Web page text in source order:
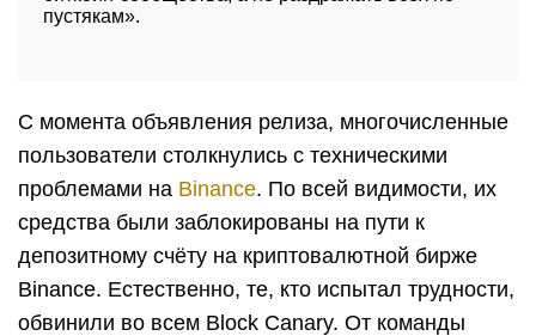
пустякам».
С момента объявления релиза, многочисленные
пользователи столкнулись с техническими
проблемами на Binance. По всей видимости, их
средства были заблокированы на пути к
депозитному счёту на криптовалютной бирже
Binance. Естественно, те, кто испытал трудности,
обвинили во всем Block Canary. От команды